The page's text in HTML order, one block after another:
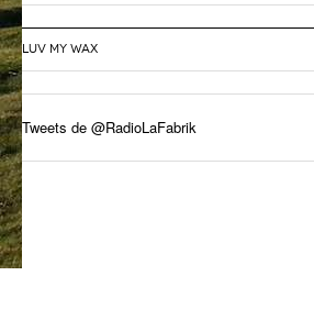
SONORIK
THEME FORCE
ZIRCONIUM
LUV MY WAX
Tweets de @RadioLaFabrik